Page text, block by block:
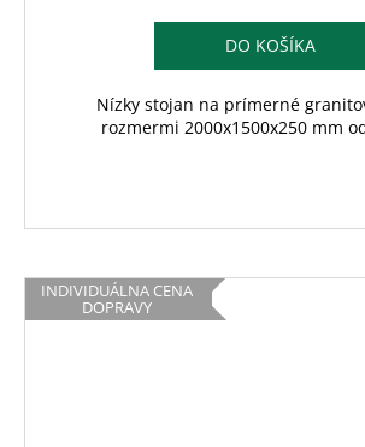
DO KOŠÍKA
Nízky stojan na prímerné
rozmermi 2000x1500x250 mm
INDIVIDUÁLNA CENA
DOPRAVY